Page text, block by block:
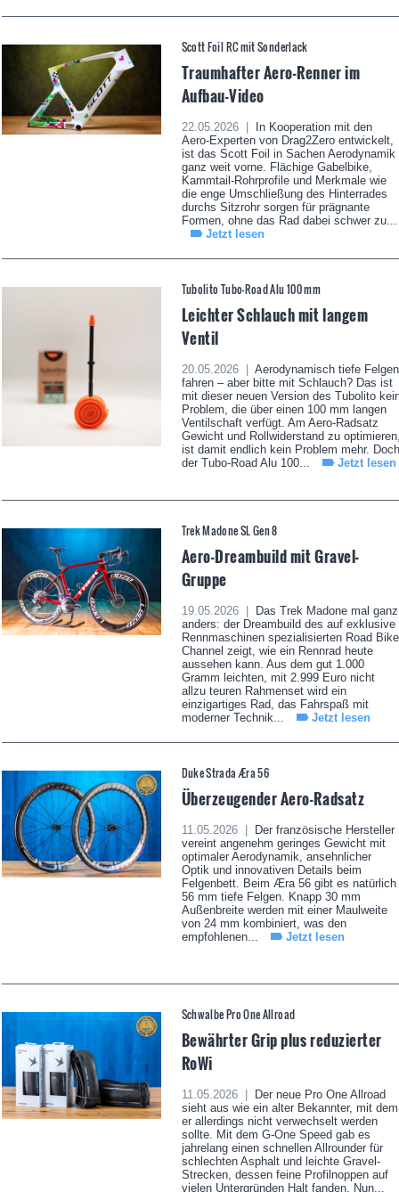
Scott Foil RC mit Sonderlack
Traumhafter Aero-Renner im
Aufbau-Video
22.05.2026 |
In Kooperation mit den
Aero-Experten von Drag2Zero entwickelt,
ist das Scott Foil in Sachen Aerodynamik
ganz weit vorne. Flächige Gabelbike,
Kammtail-Rohrprofile und Merkmale wie
die enge Umschließung des Hinterrades
durchs Sitzrohr sorgen für prägnante
Formen, ohne das Rad dabei schwer zu...
Jetzt lesen
Tubolito Tubo-Road Alu 100 mm
Leichter Schlauch mit langem
Ventil
20.05.2026 |
Aerodynamisch tiefe Felgen
fahren – aber bitte mit Schlauch? Das ist
mit dieser neuen Version des Tubolito
Problem, die über einen 100 mm langen
Ventilschaft verfügt. Am Aero-Radsatz
Gewicht und Rollwiderstand zu
ist damit endlich kein Problem mehr. Doch
der Tubo-Road Alu 100...
Jetzt lesen
Trek Madone SL Gen 8
Aero-Dreambuild mit Gravel-
Gruppe
19.05.2026 |
Das Trek Madone mal ganz
anders: der Dreambuild des auf exklusive
Rennmaschinen spezialisierten Road Bike
Channel zeigt, wie ein Rennrad heute
aussehen kann. Aus dem gut 1.000
Gramm leichten, mit 2.999 Euro nicht
allzu teuren Rahmenset wird ein
einzigartiges Rad, das Fahrspaß mit
moderner Technik...
Jetzt lesen
Duke Strada Æra 56
Überzeugender Aero-Radsatz
11.05.2026 |
Der französische Hersteller
vereint angenehm geringes Gewicht mit
optimaler Aerodynamik, ansehnlicher
Optik und innovativen Details beim
Felgenbett. Beim Æra 56 gibt es natürlich
56 mm tiefe Felgen. Knapp 30 mm
Außenbreite werden mit einer Maulweite
von 24 mm kombiniert, was den
empfohlenen...
Jetzt lesen
Schwalbe Pro One Allroad
Bewährter Grip plus reduzierter
RoWi
11.05.2026 |
Der neue Pro One Allroad
sieht aus wie ein alter Bekannter, mit dem
er allerdings nicht verwechselt werden
sollte. Mit dem G-One Speed gab es
jahrelang einen schnellen Allrounder für
schlechten Asphalt und leichte Gravel-
Strecken, dessen feine Profilnoppen auf
vielen Untergründen Halt fanden. Nun...